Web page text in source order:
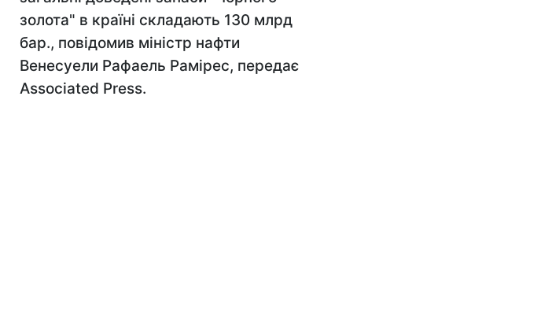
золота" в країні складають 130 млрд
бар., повідомив міністр нафти
Венесуели Рафаель Рамірес, передає
Associated Press.